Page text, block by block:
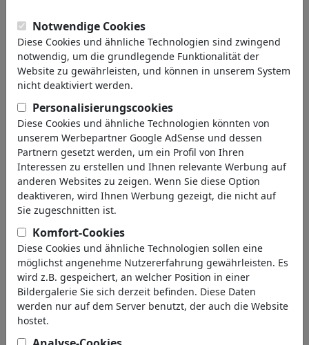
Natur(27029)
Ihr Suchergebnis für:Paolo
Calleris Motive
zurück
Zollaffäre Außen Toppits - innen
beknackt
Notwendige Cookies
Diese Cookies und ähnliche Technologien sind zwingend
notwendig, um die grundlegende Funktionalität der
Website zu gewährleisten, und können in unserem System
nicht deaktiviert werden.
Personalisierungscookies
Diese Cookies und ähnliche Technologien könnten von
unserem Werbepartner Google AdSense und dessen
Partnern gesetzt werden, um ein Profil von Ihren
Interessen zu erstellen und Ihnen relevante Werbung auf
anderen Websites zu zeigen. Wenn Sie diese Option
deaktiveren, wird Ihnen Werbung gezeigt, die nicht auf
Sie zugeschnitten ist.
Komfort-Cookies
Diese Cookies und ähnliche Technologien sollen eine
möglichst angenehme Nutzererfahrung gewährleisten. Es
wird z.B. gespeichert, an welcher Position in einer
Bildergalerie Sie sich derzeit befinden. Diese Daten
werden nur auf dem Server benutzt, der auch die Website
hostet.